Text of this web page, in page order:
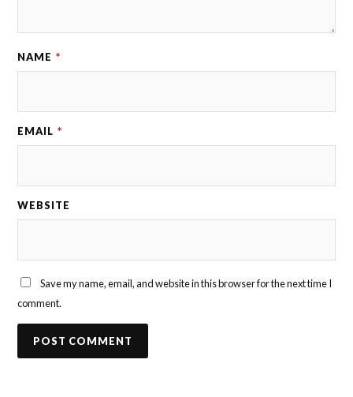
NAME *
EMAIL *
WEBSITE
Save my name, email, and website in this browser for the next time I
comment.